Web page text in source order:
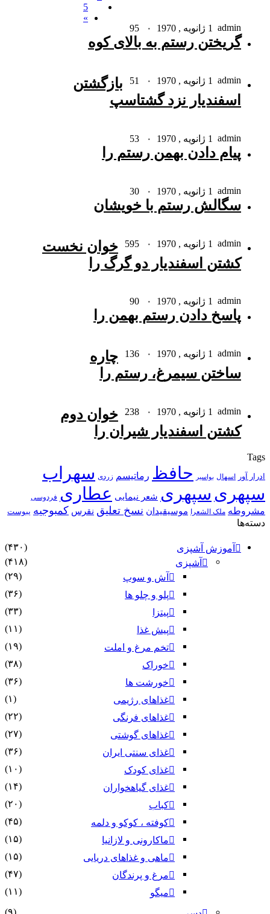
admin 1 ژانویه , 1970 ۰
گریختن رستم به بالاى کوه
admin 1 ژانویه , 1970 ۰
بازگشتن
اسفندیار نزد گشتاسپ
admin 1 ژانویه , 1970 ۰
پیام دادن بهمن رستم را
admin 1 ژانویه , 1970 ۰
سگالش رستم با خویشان
admin 1 ژانویه , 1970 ۰
خوان نخست
کشتن اسفندیار دو گرگ را
admin 1 ژانویه , 1970 ۰
پاسخ دادن رستم بهمن را
admin 1 ژانویه , 1970 ۰
چاره
ساختن سیمرغ، رستم را
admin 1 ژانویه , 1970 ۰
خوان دوم
کشتن اسفندیار شیران را
5
»
Tags
ادرار آور اسهال بواسیر حافظ رماتیسم زردی سهراب
سپهری سپهری شعر نیمایی عطاری فردوسی
مشروطه ملک الشعرا موسیقیدان نسخ تعلیق نقرس کمبوجیه یبوست
دسته‌ها
آموزش آشپزی
(۴۳۰)
آشپزی
(۴۱۸)
آش و سوپ
(۲۹)
پلو و چلو ها
(۳۶)
پیتزا
(۳۳)
پیش غذا
(۱۱)
تخم مرغ و املت
(۱۹)
خوراک
(۳۸)
خورشت ها
(۳۶)
غذاهای رژیمی
(۱)
غذاهای فرنگی
(۲۲)
غذاهای گوشتی
(۲۷)
غذای سنتی ایران
(۳۶)
غذای کودک
(۱۰)
غذای گیاهخواران
(۱۴)
کباب
(۲۰)
کوفته ، کوکو و دلمه
(۴۵)
ماکارونی و لازانیا
(۱۵)
ماهی و غذاهای دریایی
(۱۵)
مرغ و پرندگان
(۴۷)
میگو
(۱۱)
(۹)